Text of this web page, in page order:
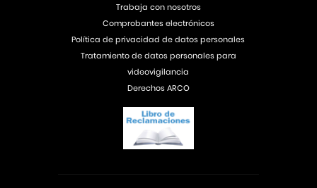
Trabaja con nosotros
Comprobantes electrónicos
Política de privacidad de datos personales
Tratamiento de datos personales para
videovigilancia
Derechos ARCO